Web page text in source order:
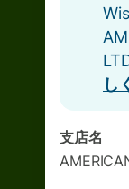
し
支店名